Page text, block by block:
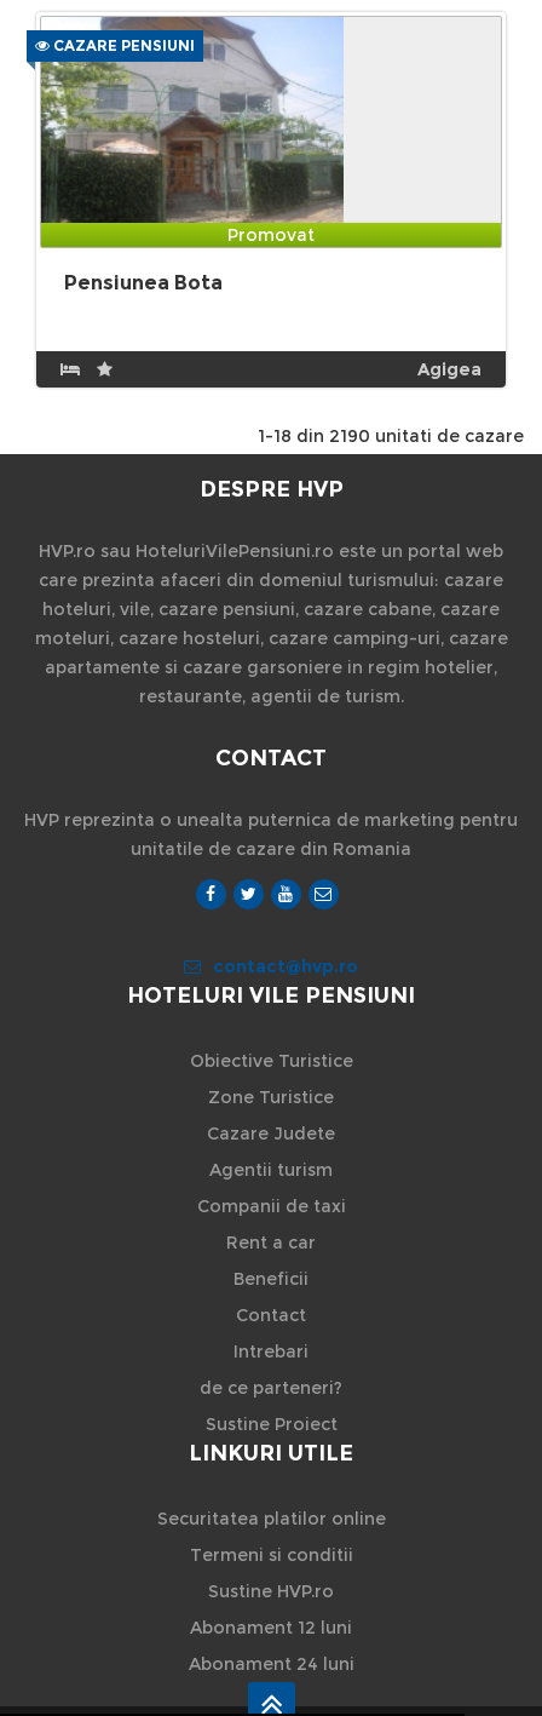
CAZARE PENSIUNI
Promovat
Pensiunea Bota
Agigea
1-18 din 2190 unitati de cazare
DESPRE HVP
HVP.ro sau HoteluriVilePensiuni.ro este un portal web
care prezinta afaceri din domeniul turismului: cazare
hoteluri, vile, cazare pensiuni, cazare cabane, cazare
moteluri, cazare hosteluri, cazare camping-uri, cazare
apartamente si cazare garsoniere in regim hotelier,
restaurante, agentii de turism.
CONTACT
HVP reprezinta o unealta puternica de marketing pentru
unitatile de cazare din Romania
contact@hvp.ro
HOTELURI VILE PENSIUNI
Obiective Turistice
Zone Turistice
Cazare Judete
Agentii turism
Companii de taxi
Rent a car
Beneficii
Contact
Intrebari
de ce parteneri?
Sustine Proiect
LINKURI UTILE
Securitatea platilor online
Termeni si conditii
Sustine HVP.ro
Abonament 12 luni
Abonament 24 luni